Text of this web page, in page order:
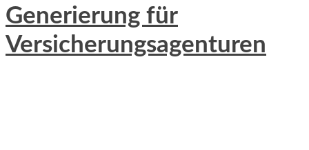
Generierung für
Versicherungsagenturen